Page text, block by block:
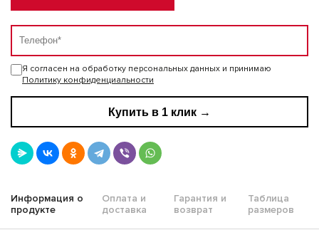
Я согласен на обработку персональных данных и принимаю
Политику конфиденциальности
Купить в 1 клик →
Информация о
продукте
Оплата и
доставка
Гарантия и
возврат
Таблица
размеров